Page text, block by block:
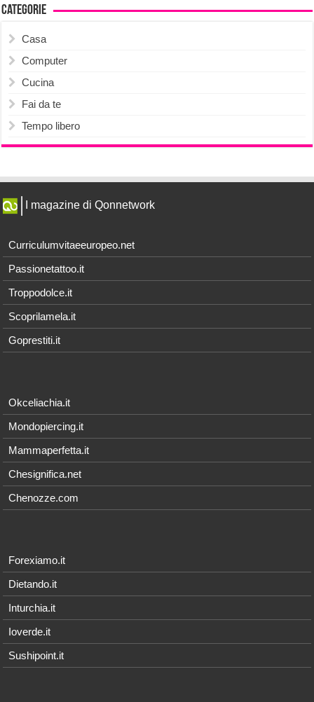
Categorie
Casa
Computer
Cucina
Fai da te
Tempo libero
I magazine di Qonnetwork
Curriculumvitaeeuropeo.net
Passionetattoo.it
Troppodolce.it
Scoprilamela.it
Goprestiti.it
Okceliachia.it
Mondopiercing.it
Mammaperfetta.it
Chesignifica.net
Chenozze.com
Forexiamo.it
Dietando.it
Inturchia.it
Ioverde.it
Sushipoint.it